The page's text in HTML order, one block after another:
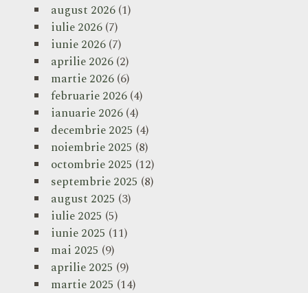
august 2026(1)
iulie 2026(7)
iunie 2026(7)
aprilie 2026(2)
martie 2026(6)
februarie 2026(4)
ianuarie 2026(4)
decembrie 2025 (4)
noiembrie 2025 (8)
octombrie 2025 (12)
septembrie 2025 (8)
august 2025 (3)
iulie 2025 (5)
iunie 2025 (11)
mai 2025 (9)
aprilie 2025 (9)
martie 2025 (14)